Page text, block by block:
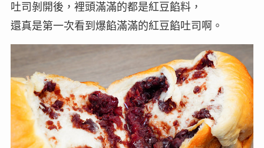
吐司剝開後，裡頭滿滿的都是紅豆餡料，
還真是第一次看到爆餡滿滿的紅豆餡吐司啊。